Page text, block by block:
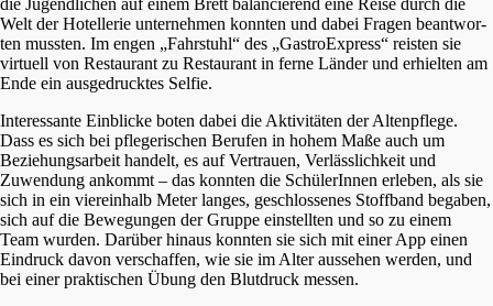
die Jugend­li­chen auf einem Brett balan­cie­rend eine Reise durch die
Welt der Hotel­le­rie unter­neh­men konnten und dabei Fragen beant­wor­
ten mussten. Im engen „Fahrstuhl“ des „Gastro­Ex­press“ reisten sie
virtu­ell von Restau­rant zu Restau­rant in ferne Länder und erhiel­ten am
Ende ein ausge­druck­tes Selfie.
Inter­es­san­te Einbli­cke boten dabei die Aktivi­tä­ten der Alten­pfle­ge.
Dass es sich bei pflege­ri­schen Berufen in hohem Maße auch um
Bezie­hungs­ar­beit handelt, es auf Vertrau­en, Verläss­lich­keit und
Zuwen­dung ankommt – das konnten die Schüle­rIn­nen erleben, als sie
sich in ein vierein­halb Meter langes, geschlos­se­nes Stoff­band begaben,
sich auf die Bewegun­gen der Gruppe einstell­ten und so zu einem
Team wurden. Darüber hinaus konnten sie sich mit einer App einen
Eindruck davon verschaf­fen, wie sie im Alter ausse­hen werden, und
bei einer prakti­schen Übung den Blutdruck messen.